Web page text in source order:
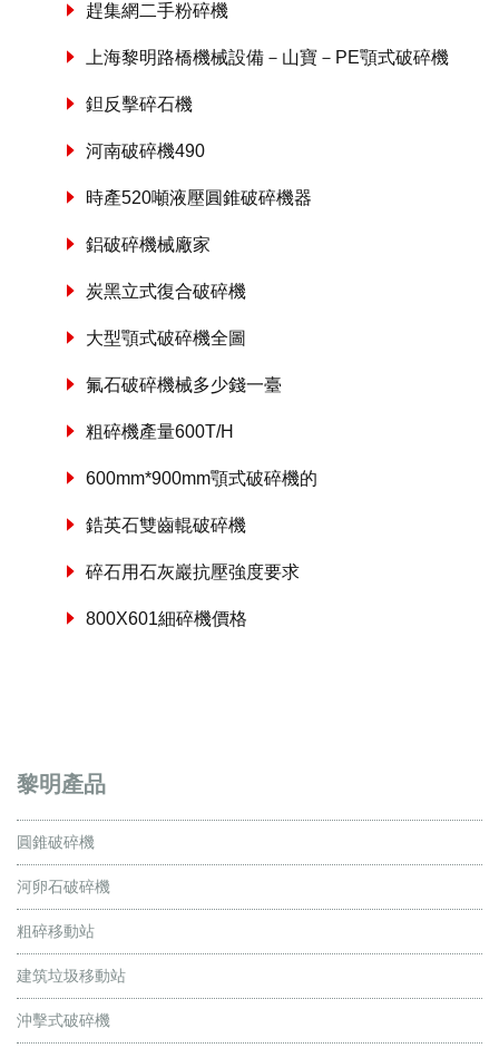
趕集網二手粉碎機
上海黎明路橋機械設備－山寶－PE顎式破碎機
鉭反擊碎石機
河南破碎機490
時產520噸液壓圓錐破碎機器
鋁破碎機械廠家
炭黑立式復合破碎機
大型顎式破碎機全圖
氟石破碎機械多少錢一臺
粗碎機產量600T/H
600mm*900mm顎式破碎機的
鋯英石雙齒輥破碎機
碎石用石灰巖抗壓強度要求
800X601細碎機價格
黎明產品
圓錐破碎機
河卵石破碎機
粗碎移動站
建筑垃圾移動站
沖擊式破碎機